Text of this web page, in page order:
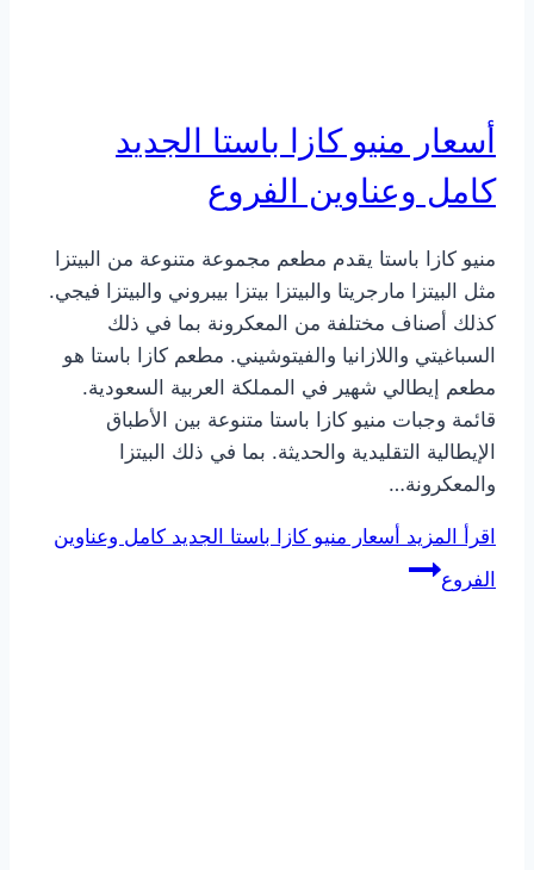
أسعار منيو كازا باستا الجديد
كامل وعناوين الفروع
منيو كازا باستا يقدم مطعم مجموعة متنوعة من البيتزا
مثل البيتزا مارجريتا والبيتزا بيتزا بيبروني والبيتزا فيجي.
كذلك أصناف مختلفة من المعكرونة بما في ذلك
السباغيتي واللازانيا والفيتوشيني. مطعم كازا باستا هو
مطعم إيطالي شهير في المملكة العربية السعودية.
قائمة وجبات منيو كازا باستا متنوعة بين الأطباق
الإيطالية التقليدية والحديثة. بما في ذلك البيتزا
والمعكرونة…
اقرأ المزيد أسعار منيو كازا باستا الجديد كامل وعناوين
الفروع